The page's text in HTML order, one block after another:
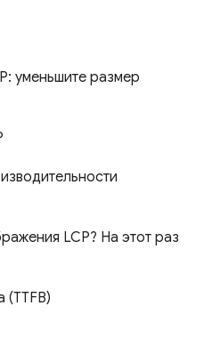
уменьшите размер
LCP? На этот раз
(TTFB)